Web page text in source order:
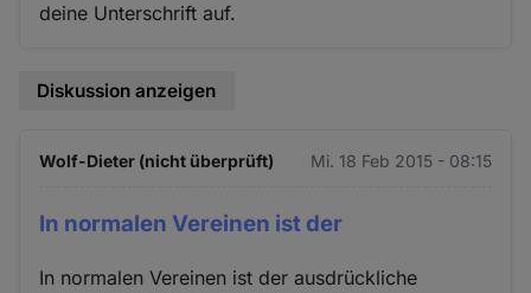
deine Unterschrift auf.
Diskussion anzeigen
Wolf-Dieter (nicht überprüft) Mi. 18 Feb 2015 - 08:15
In normalen Vereinen ist der
In normalen Vereinen ist der ausdrückliche